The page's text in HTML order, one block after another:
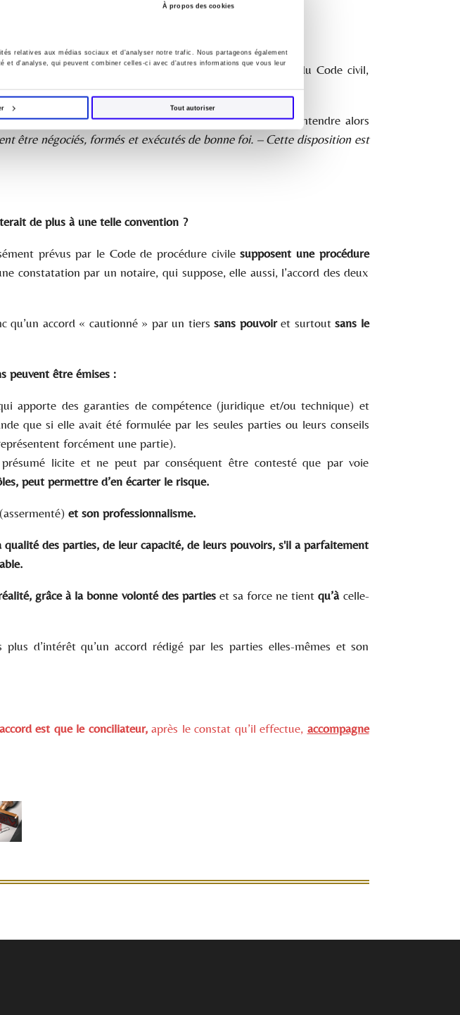
À propos des cookies
relatives aux médias sociaux et d'analyser notre trafic. Nous partageons également
d'analyse, qui peuvent combiner celles-ci avec d'autres informations que vous leur
Tout autoriser
exécutoire, mais un contrat qui selon l’article 1103 du Code civil,
des obligations.
parties qui doit être exécuté de bonne foi et peut s’entendre alors
être négociés, formés et exécutés de bonne foi. – Cette disposition est
de plus à une telle convention ?
prévus par le Code de procédure civilesupposent une procédure
constatation par un notaire, qui suppose, elle aussi, l’accord des deux
qu’un accord « cautionné » par un tierssans pouvoiret surtoutsans le
peuvent être émises :
apporte des garanties de compétence (juridique et/ou technique) et
que si elle avait été formulée par les seules parties ou leurs conseils
forcément une partie).
licite et ne peut par conséquent être contesté que par voie
peut permettre d’en écarter le risque.
(assermenté)et son professionnalisme.
des parties, de leur capacité, de leurs pouvoirs, s'il a parfaitement
grâce à la bonne volonté des parties et sa force ne tientqu’àcelle-
d’intérêt qu’un accord rédigé par les parties elles-mêmes et son
est que le conciliateur,après le constat qu’il effectue, accompagne